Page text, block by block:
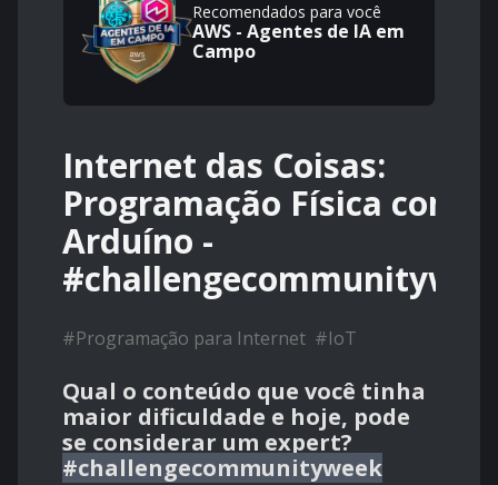
Recomendados para você
AWS - Agentes de IA em
Campo
Internet das Coisas:
Programação Física com
Arduíno -
#Programação para Internet #IoT
Qual o conteúdo que você tinha
maior dificuldade e hoje, pode
se considerar um expert?
#challengecommunityweek